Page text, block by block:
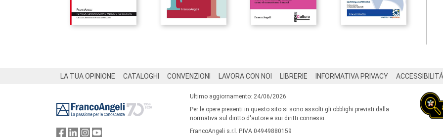
LA TUA OPINIONE CATALOGHI CONVENZIONI LAVORA CON NOI LIBRERIE INFORMATIVA PRIVACY ACCESSIBILITÁ
Ultimo aggiornamento: 24/06/2026
Per le opere presenti in questo sito si sono assolti gli obblighi previsti dalla
normativa sul diritto d'autore e sui diritti connessi.
FrancoAngeli s.r.l. P.IVA 04949880159